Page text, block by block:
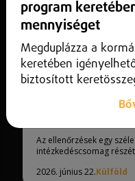
Kötelező
Az ellenőrzések egy
intézkedéscsomag
2026. június 22.Külföld
program
mennyiséget
Megduplázza a
keretében
biztosított